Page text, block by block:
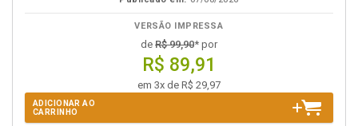
VERSÃO IMPRESSA
de R$ 99,90* por
R$ 89,91
em 3x de R$ 29,97
ADICIONAR AO
CARRINHO